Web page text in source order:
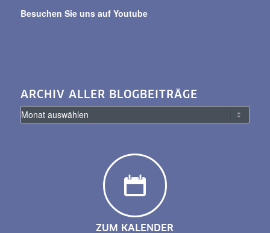
Besuchen Sie uns auf Youtube
ARCHIV ALLER BLOGBEITRÄGE
ZUM KALENDER